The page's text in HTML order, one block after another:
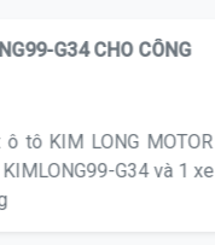
G34 CHO CÔNG
tô KIM LONG MOTOR
G34 và 1 xe